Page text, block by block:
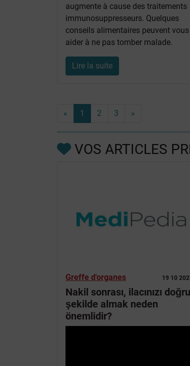
augmente à cause des traitements
immunosuppresseurs. Quelques
conseils alimentaires peuvent vous
aider à ne pas tomber malade.
Lire la suite
« 1 2 3 »
VOS ARTICLES
19 10
Greffe d'organes
Nakil sonrası, ilacınızı doğru
şekilde almak neden
önemlidir?